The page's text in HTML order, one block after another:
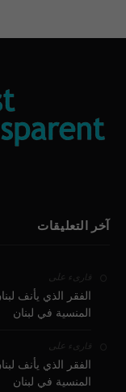
آخر التعليقات
قارىء على
الفقر الذي يأنف
المنسية في لبنان
قارىء على
الفقر الذي يأنف
المنسية في لبنان